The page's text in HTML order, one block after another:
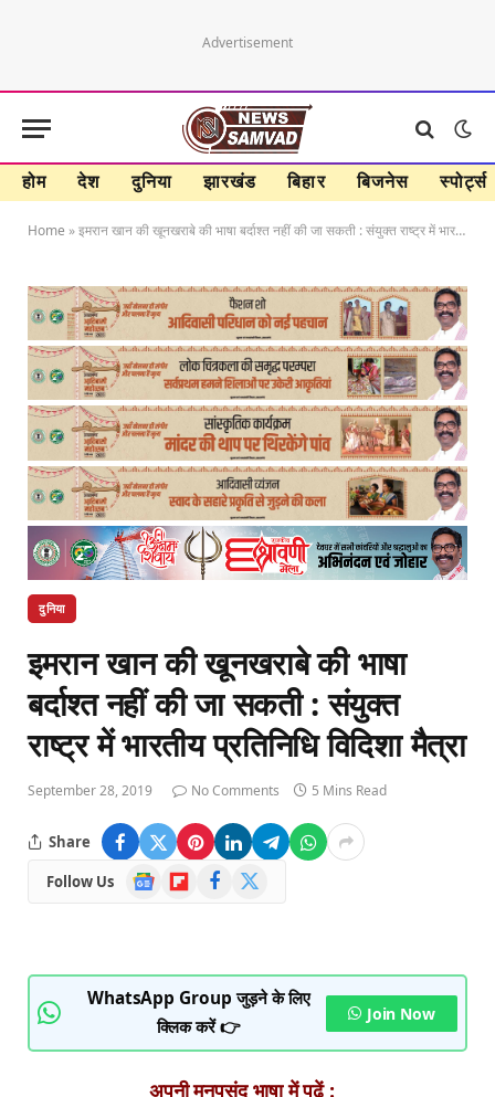
Advertisement
होम देश दुनिया झारखंड बिहार बिजनेस स्पोर्ट्स
Home »इमरान खान की खूनखराबे की भाषा बर्दाश्त नहीं की जा सकती : संयुक्त राष्ट्र में भारतीय प्रतिनिधि विदिशा मैत्रा
दुनिया
इमरान खान की खूनखराबे की भाषा
बर्दाश्त नहीं की जा सकती : संयुक्त
राष्ट्र में भारतीय प्रतिनिधि विदिशा मैत्रा
September 28, 2019 No Comments 5 Mins Read
Share
Follow Us
Google
News
FlipboardFacebook
WhatsApp Group जुड़ने के लिए
क्लिक करें 👉
Join Now
अपनी मनपसंद भाषा में पढ़ें :